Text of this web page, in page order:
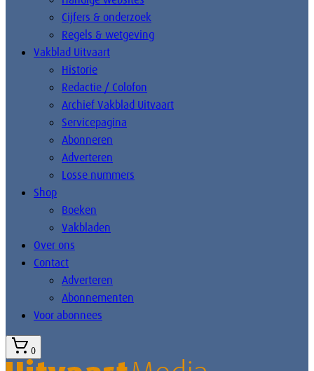
Cijfers & onderzoek
Regels & wetgeving
Vakblad Uitvaart
Historie
Redactie / Colofon
Archief Vakblad Uitvaart
Servicepagina
Abonneren
Adverteren
Losse nummers
Shop
Boeken
Vakbladen
Over ons
Contact
Adverteren
Abonnementen
Voor abonnees
0